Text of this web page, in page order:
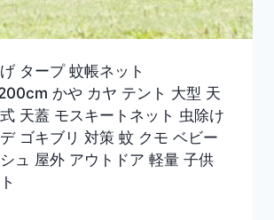
タープ 蚊帳ネット
かや カヤ テント 大型 天
天蓋 モスキートネット 虫除け
ゴキブリ 対策 蚊 クモ ベビー
ュ 屋外 アウトドア 軽量 子供